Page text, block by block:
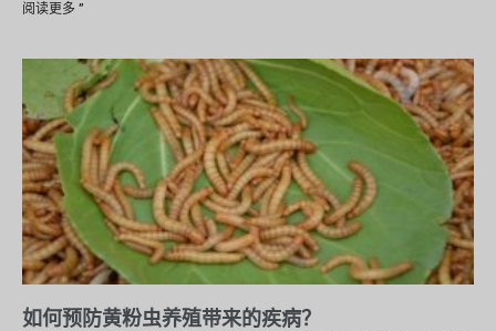
阅读更多 ”
如何预防黄粉虫养殖带来的疾病？